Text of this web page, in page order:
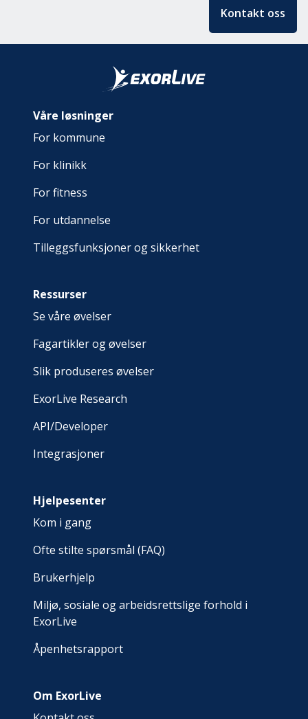
Kontakt oss
Våre løsninger
For kommune
For klinikk
For fitness
For utdannelse
Tilleggsfunksjoner og sikkerhet
Ressurser
Se våre øvelser
Fagartikler og øvelser
Slik produseres øvelser
ExorLive Research
API/Developer
Integrasjoner
Hjelpesenter
Kom i gang
Ofte stilte spørsmål (FAQ)
Brukerhjelp
Miljø, sosiale og arbeidsrettslige forhold i
ExorLive
Åpenhetsrapport
Om ExorLive